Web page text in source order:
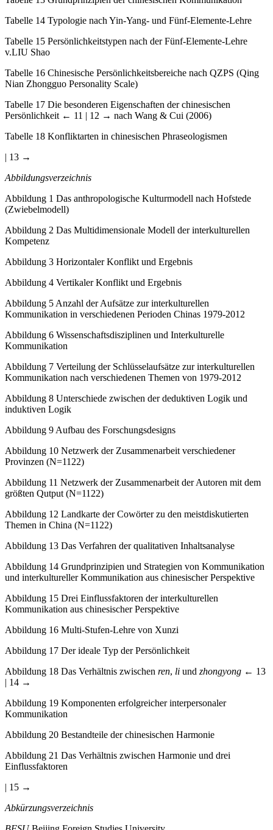
Tabelle 14 Typologie nach Yin-Yang- und Fünf-Elemente-Lehre
Tabelle 15 Persönlichkeitstypen nach der Fünf-Elemente-Lehre
v.LIU Shao
Tabelle 16 Chinesische Persönlichkeitsbereiche nach QZPS (Qing
Nian Zhongguo Personality Scale)
Tabelle 17 Die besonderen Eigenschaften der chinesischen
Persönlichkeit ← 11 | 12 → nach Wang & Cui (2006)
Tabelle 18 Konfliktarten in chinesischen Phraseologismen
| 13 →
Abbildungsverzeichnis
Abbildung 1 Das anthropologische Kulturmodell nach Hofstede
(Zwiebelmodell)
Abbildung 2 Das Multidimensionale Modell der interkulturellen
Kompetenz
Abbildung 3 Horizontaler Konflikt und Ergebnis
Abbildung 4 Vertikaler Konflikt und Ergebnis
Abbildung 5 Anzahl der Aufsätze zur interkulturellen
Kommunikation in verschiedenen Perioden Chinas 1979-2012
Abbildung 6 Wissenschaftsdisziplinen und Interkulturelle
Kommunikation
Abbildung 7 Verteilung der Schlüsselaufsätze zur interkulturellen
Kommunikation nach verschiedenen Themen von 1979-2012
Abbildung 8 Unterschiede zwischen der deduktiven Logik und
induktiven Logik
Abbildung 9 Aufbau des Forschungsdesigns
Abbildung 10 Netzwerk der Zusammenarbeit verschiedener
Provinzen (N=1122)
Abbildung 11 Netzwerk der Zusammenarbeit der Autoren mit dem
größten Qutput (N=1122)
Abbildung 12 Landkarte der Cowörter zu den meistdiskutierten
Themen in China (N=1122)
Abbildung 13 Das Verfahren der qualitativen Inhaltsanalyse
Abbildung 14 Grundprinzipien und Strategien von Kommunikation
und interkultureller Kommunikation aus chinesischer Perspektive
Abbildung 15 Drei Einflussfaktoren der interkulturellen
Kommunikation aus chinesischer Perspektive
Abbildung 16 Multi-Stufen-Lehre von Xunzi
Abbildung 17 Der ideale Typ der Persönlichkeit
Abbildung 18 Das Verhältnis zwischen ren, li und zhongyong ← 13
| 14 →
Abbildung 19 Komponenten erfolgreicher interpersonaler
Kommunikation
Abbildung 20 Bestandteile der chinesischen Harmonie
Abbildung 21 Das Verhältnis zwischen Harmonie und drei
Einflussfaktoren
| 15 →
Abkürzungsverzeichnis